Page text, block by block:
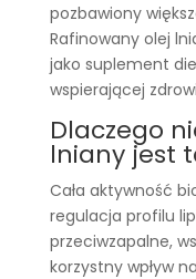
pozbawiony
Rafinowany olej
jako suplement
wspierającej
Dlaczego
lniany jest
Cała aktywność
regulacja profilu
przeciwzapalne,
korzystny wpływ